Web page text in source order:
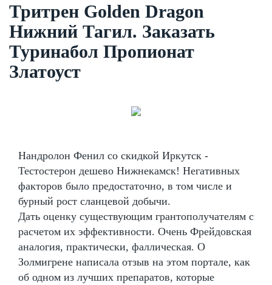
Тритрен Golden Dragon
Нижний Тагил. Заказать
Туринабол Пропионат
Златоуст
Нандролон Фенил со скидкой Иркутск -
Тестостерон дешево Нижнекамск! Негативных
факторов было предостаточно, в том числе и
бурный рост сланцевой добычи.
Дать оценку существующим грантополучателям с
расчетом их эффективности. Очень Фрейдовская
аналогия, практически, фаллическая. О
Золмигрене написала отзыв на этом портале, как
об одном из лучших препаратов, которые